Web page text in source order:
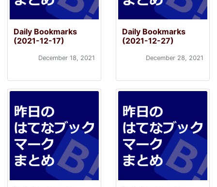
Daily Bookmarks
(2021-12-17)
December 18, 2021
Daily Bookmarks
(2021-12-27)
December 28, 2021